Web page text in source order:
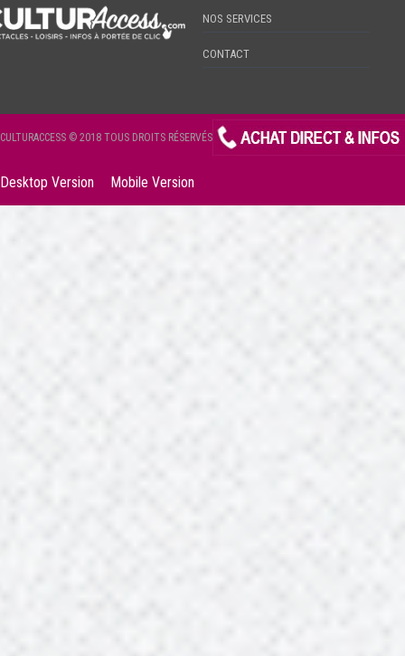
NOS SERVICES
CONTACT
CULTURACCESS © 2018 TOUS DROITS RÉSERVÉS
Desktop Version Mobile Version